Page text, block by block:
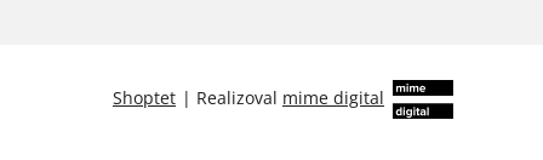
Shoptet | Realizoval mime digital